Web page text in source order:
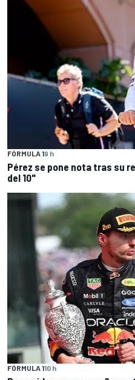
FÓRMULA 19 h
Pérez se pone nota tras su
del 10"
FÓRMULA 110 h